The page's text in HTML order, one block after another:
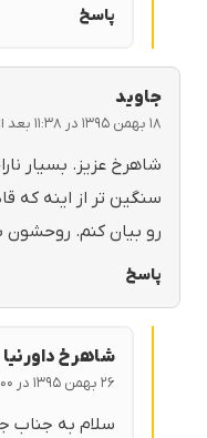
پاسخ
جاوید
۱۸ بهمن ۱۳۹۵ در ۱۱:۳۸ بعد از ظهر
شاهرخ عزیز. بسیار
سنگین تر از اینه که
رو بیان کنم. روحشون
پاسخ
شاهرخ داورنیا
۲۶ بهمن ۱۳۹۵ در ۳:۰۰ بعد از ظهر
سلام به جناب